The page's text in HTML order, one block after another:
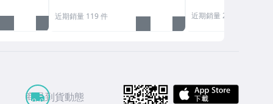
近期銷量 119 件 近期銷量 207 件
商品到貨動態